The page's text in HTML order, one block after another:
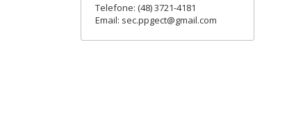
Telefone: (48) 3721-4181
Email: sec.ppgect@gmail.com